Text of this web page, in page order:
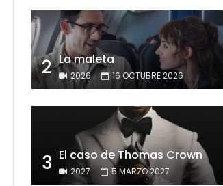
2 La maleta
2026 16 OCTUBRE 2026
3 El caso de Thomas Crown
2027 5 MARZO 2027